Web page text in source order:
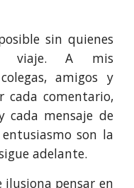
sin quienes
viaje. A mis
amigos y
cada comentario,
cada mensaje de
son la
adelante.
pensar en